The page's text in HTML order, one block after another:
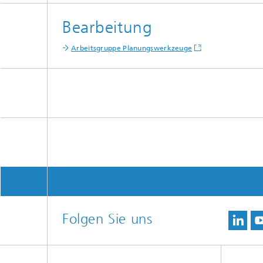
Bearbeitung
Arbeitsgruppe Planungswerkzeuge
Folgen Sie uns